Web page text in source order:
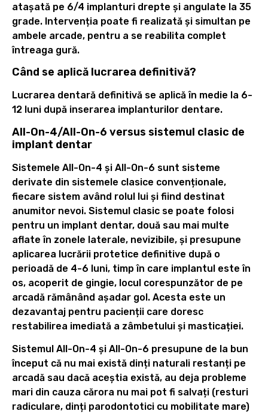
ataşată pe 6/4 implanturi drepte şi angulate la 35
grade. Intervenția poate fi realizată și simultan pe
ambele arcade, pentru a se reabilita complet
întreaga gură.
Când se aplică lucrarea definitivă?
Lucrarea dentară definitivă se aplică în medie la 6-
12 luni după inserarea implanturilor dentare.
All-On-4/All-On-6 versus sistemul clasic de
implant dentar
Sistemele All-On-4 și All-On-6 sunt sisteme
derivate din sistemele clasice convenționale,
fiecare sistem având rolul lui și fiind destinat
anumitor nevoi. Sistemul clasic se poate folosi
pentru un implant dentar, două sau mai multe
aflate în zonele laterale, nevizibile, și presupune
aplicarea lucrării protetice definitive după o
perioadă de 4-6 luni, timp în care implantul este în
os, acoperit de gingie, locul corespunzător de pe
arcadă rămânând așadar gol. Acesta este un
dezavantaj pentru pacienții care doresc
restabilirea imediată a zâmbetului și masticației.
Sistemul All-On-4 și All-On-6 presupune de la bun
început că nu mai există dinți naturali restanți pe
arcadă sau dacă aceștia există, au deja probleme
mari din cauza cărora nu mai pot fi salvați (resturi
radiculare, dinți parodontotici cu mobilitate mare)